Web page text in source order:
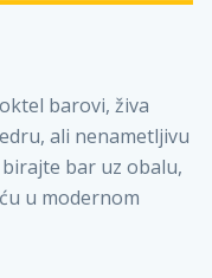
barovi, živa
ali nenametljivu
bar uz obalu,
u modernom